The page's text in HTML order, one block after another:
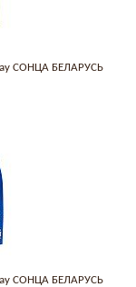
СОНЦА БЕЛАРУСЬ
СОНЦА БЕЛАРУСЬ